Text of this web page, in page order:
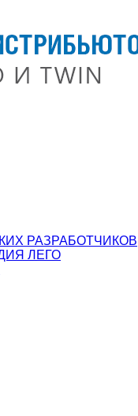
РАЗРАБОТЧИКОВ
ЛЕГО